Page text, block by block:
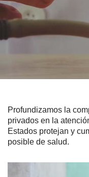
Profundizamos la
privados en la
Estados protejan y
posible de salud.